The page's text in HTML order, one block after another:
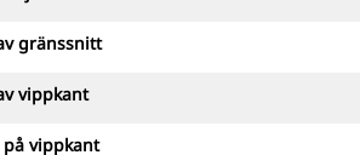
gränssnitt
vippkant
på vippkant